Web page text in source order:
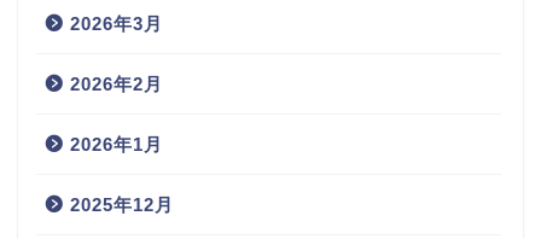
2026年3月
2026年2月
2026年1月
2025年12月